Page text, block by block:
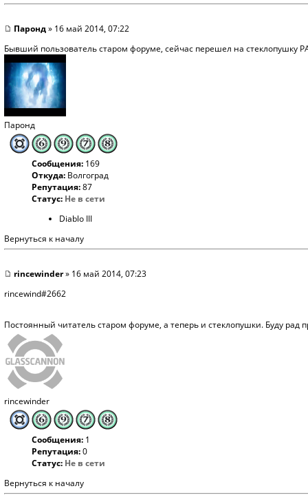
Паронд» 16 май 2014, 07:22
Бывший пользователь старом форуме, сейчас перешел на стеклопушку
Паронд
Сообщения: 169
Откуда: Волгоград
Репутация:87
Статус: Не в сети
Diablo III
Вернуться к началу
rincewinder» 16 май 2014, 07:23
rincewind#2662
Постоянный читатель старом форуме, а теперь и стеклопушки. Буду рад
rincewinder
Сообщения: 1
Репутация:0
Статус: Не в сети
Вернуться к началу